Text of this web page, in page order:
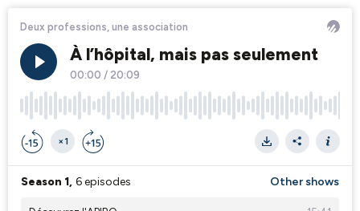
Deux professions, une association
À l’hôpital, mais pas seulement
00:00 / 20:09
×1
Other shows
Season 1, 6 episodes